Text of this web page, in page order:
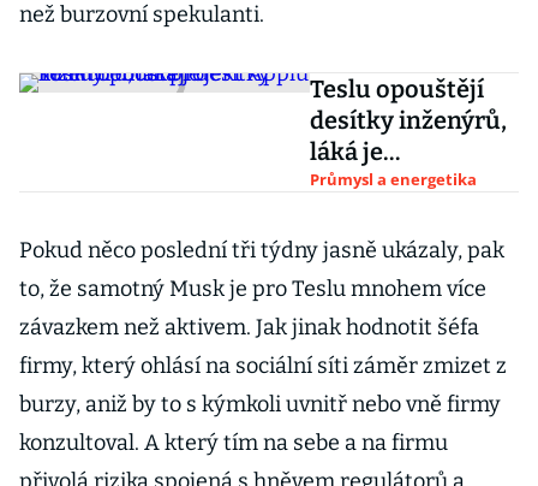
než burzovní spekulanti.
Teslu opouštějí
desítky inženýrů,
láká je
konkurenční
Průmysl a energetika
Pokud něco poslední tři týdny jasně ukázaly, pak
to, že samotný Musk je pro Teslu mnohem více
závazkem než aktivem. Jak jinak hodnotit šéfa
firmy, který ohlásí na sociální síti záměr zmizet z
burzy, aniž by to s kýmkoli uvnitř nebo vně firmy
konzultoval. A který tím na sebe a na firmu